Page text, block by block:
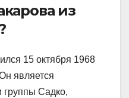
из
15 октября 1968
является
группы Садко,